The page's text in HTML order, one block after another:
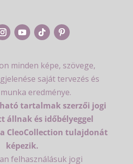
minden képe, szövege,
saját tervezés és
eredménye.
tartalmak szerzői jogi
állnak és időbélyeggel
CleoCollection tulajdonát
képezik.
felhasználásuk jogi